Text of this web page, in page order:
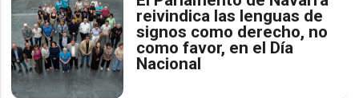
reivindica las lenguas de
signos como derecho, no
como favor, en el Día
Nacional